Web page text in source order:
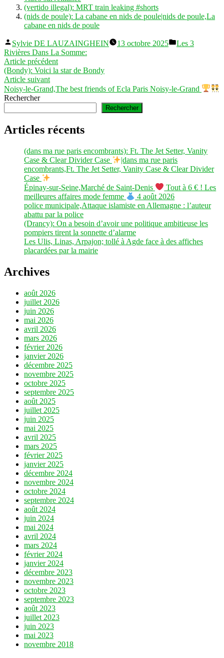
(vertido illegal): MRT train leaking #shorts
(nids de poule): La cabane en nids de poule|nids de poule,La
cabane en nids de poule
Publié
par
Sylvie DE LAUZAINGHEIN 13 octobre 2025
Publié
Les 3
Rivières Dans La Somme:
Navigation
de
l’article
Article précédentArticle
précédent :
(Bondy): Voici la star de Bondy
Article suivantArticle
suivant :
Noisy-le-Grand,The best friends of Ecla Paris Noisy-le-Grand
Rechercher
Rechercher
Articles récents
(dans ma rue paris encombrants): Ft. The Jet Setter, Vanity
Case & Clear Divider Case
|dans ma rue paris
encombrants,Ft. The Jet Setter, Vanity Case & Clear Divider
Case
Épinay-sur-Seine,Marché de Saint-Denis
Tout à 6 € ! Les
meilleures affaires mode femme
4 août 2026
police municipale,Attaque islamiste en Allemagne : l’auteur
abattu par la police
(Drancy): On a besoin d’avoir une politique ambitieuse les
pompiers tirent la sonnette d’alarme
Les Ulis, Linas, Arpajon; tollé à Agde face à des affiches
placardées par la mairie
Archives
août 2026
juillet 2026
juin 2026
mai 2026
avril 2026
mars 2026
février 2026
janvier 2026
décembre 2025
novembre 2025
octobre 2025
septembre 2025
août 2025
juillet 2025
juin 2025
mai 2025
avril 2025
mars 2025
février 2025
janvier 2025
décembre 2024
novembre 2024
octobre 2024
septembre 2024
août 2024
juin 2024
mai 2024
avril 2024
mars 2024
février 2024
janvier 2024
décembre 2023
novembre 2023
octobre 2023
septembre 2023
août 2023
juillet 2023
juin 2023
mai 2023
novembre 2018